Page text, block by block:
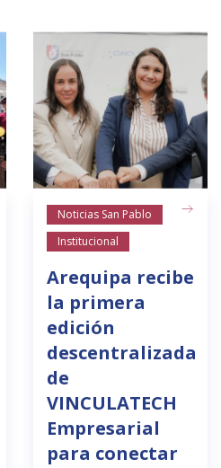
Noticias San Pablo
Institucional
Arequipa recibe
la primera
edición
descentralizada
de
VINCULATECH
Empresarial
para conectar